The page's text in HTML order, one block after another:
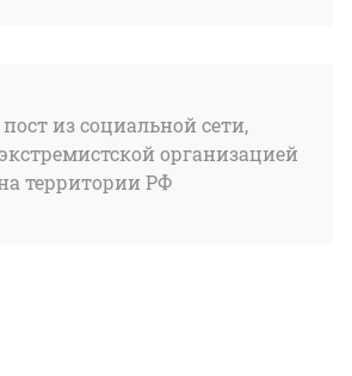
из социальной сети,
организацией
территории РФ